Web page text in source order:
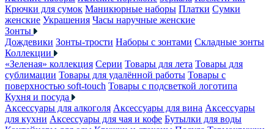
Крючки для сумок Маникюрные наборы Платки Сумки
женские Украшения Часы наручные женские
Зонты
Дождевики Зонты-трости Наборы с зонтами Складные зонты
Коллекции
«Зеленая» коллекция Серии Товары для лета Товары для
сублимации Товары для удалённой работы Товары с
поверхностью soft-touch Товары с подсветкой логотипа
Кухня и посуда
Аксессуары для алкоголя Аксессуары для вина Аксессуары
для кухни Аксессуары для чая и кофе Бутылки для воды